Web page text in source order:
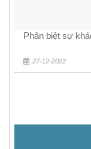
Phân biệt sự
27-12-2022